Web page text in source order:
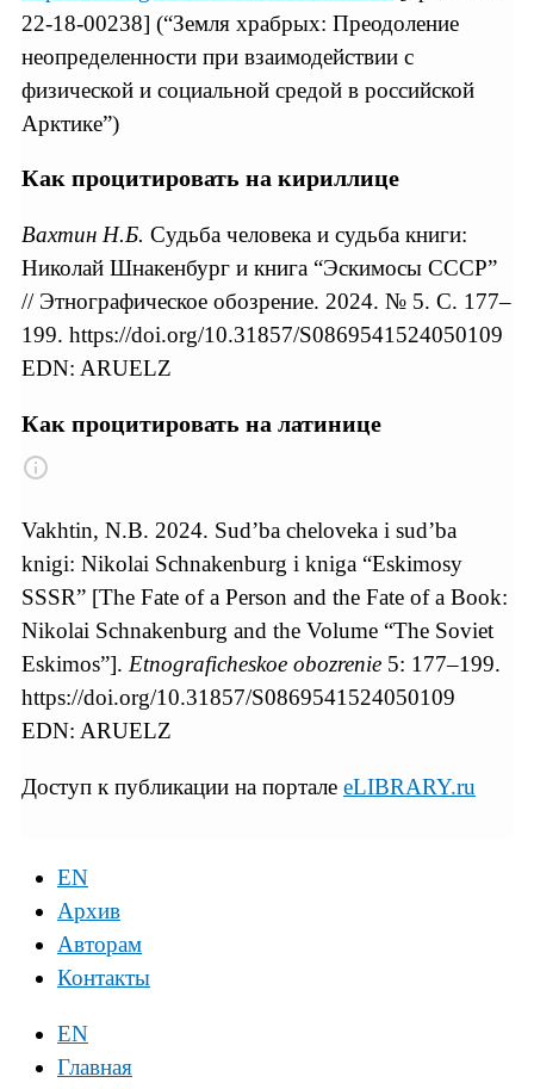
22-18-00238] (“Земля храбрых: Преодоление
неопределенности при взаимодействии с
физической и социальной средой в российской
Арктике”)
Как процитировать на кириллице
Вахтин Н.Б. Судьба человека и судьба книги:
Николай Шнакенбург и книга “Эскимосы СССР”
// Этнографическое обозрение. 2024. № 5. С. 177–
199. https://doi.org/10.31857/S0869541524050109
EDN: ARUELZ
Как процитировать на латинице
Vakhtin, N.B. 2024. Sud’ba cheloveka i sud’ba
knigi: Nikolai Schnakenburg i kniga “Eskimosy
SSSR” [The Fate of a Person and the Fate of a Book:
Nikolai Schnakenburg and the Volume “The Soviet
Eskimos”]. Etnograficheskoe obozrenie 5: 177–199.
https://doi.org/10.31857/S0869541524050109
EDN: ARUELZ
Доступ к публикации на портале eLIBRARY.ru
EN
Архив
Авторам
Контакты
EN
Главная